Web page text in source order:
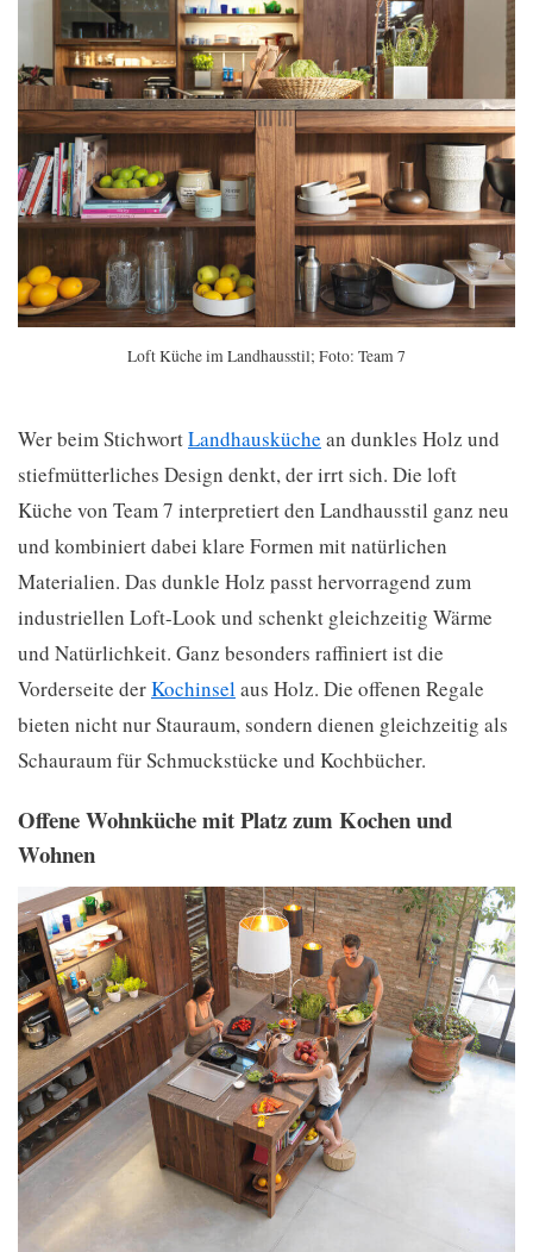
Loft Küche im Landhausstil; Foto: Team 7
Wer beim StichwortLandhausküche an dunkles Holz und
stiefmütterliches Design denkt, der irrt sich. Die loft
Küche von Team 7 interpretiert den Landhausstil ganz neu
und kombiniert dabei klare Formen mit natürlichen
Materialien. Das dunkle Holz passt hervorragend zum
industriellen Loft-Look und schenkt gleichzeitig Wärme
und Natürlichkeit. Ganz besonders raffiniert ist die
Vorderseite derKochinselaus Holz. Die offenen Regale
bieten nicht nur Stauraum, sondern dienen gleichzeitig als
Schauraum für Schmuckstücke und Kochbücher.
Offene Wohnküche mit Platz zum Kochen und
Wohnen